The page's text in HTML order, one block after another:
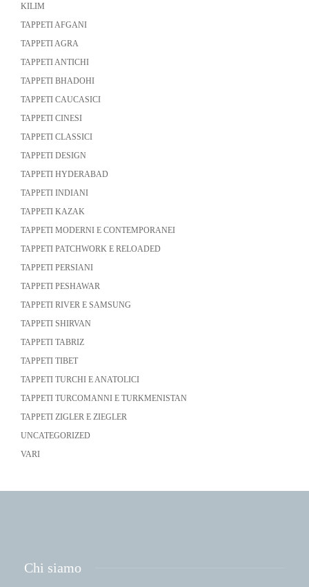
KILIM
TAPPETI AFGANI
TAPPETI AGRA
TAPPETI ANTICHI
TAPPETI BHADOHI
TAPPETI CAUCASICI
TAPPETI CINESI
TAPPETI CLASSICI
TAPPETI DESIGN
TAPPETI HYDERABAD
TAPPETI INDIANI
TAPPETI KAZAK
TAPPETI MODERNI E CONTEMPORANEI
TAPPETI PATCHWORK E RELOADED
TAPPETI PERSIANI
TAPPETI PESHAWAR
TAPPETI RIVER E SAMSUNG
TAPPETI SHIRVAN
TAPPETI TABRIZ
TAPPETI TIBET
TAPPETI TURCHI E ANATOLICI
TAPPETI TURCOMANNI E TURKMENISTAN
TAPPETI ZIGLER E ZIEGLER
UNCATEGORIZED
VARI
Chi siamo